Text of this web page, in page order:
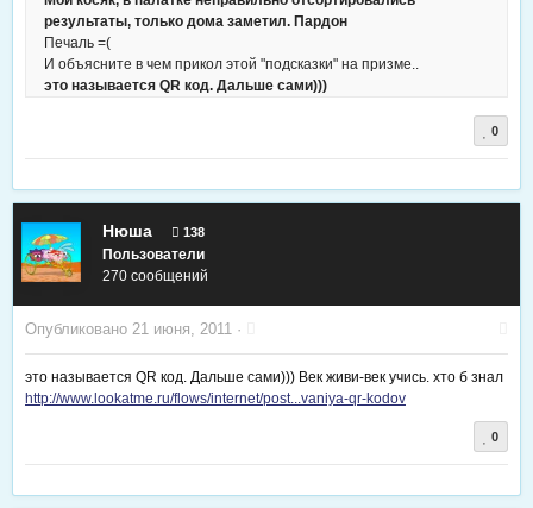
результаты, только дома заметил. Пардон
Печаль =(
И объясните в чем прикол этой "подсказки" на призме..
это называется QR код. Дальше сами)))
0
Нюша 138
Пользователи
270 сообщений
Опубликовано 21 июня, 2011 ·
это называется QR код. Дальше сами))) Век живи-век учись. хто б знал
http://www.lookatme.ru/flows/internet/post...vaniya-qr-kodov
0